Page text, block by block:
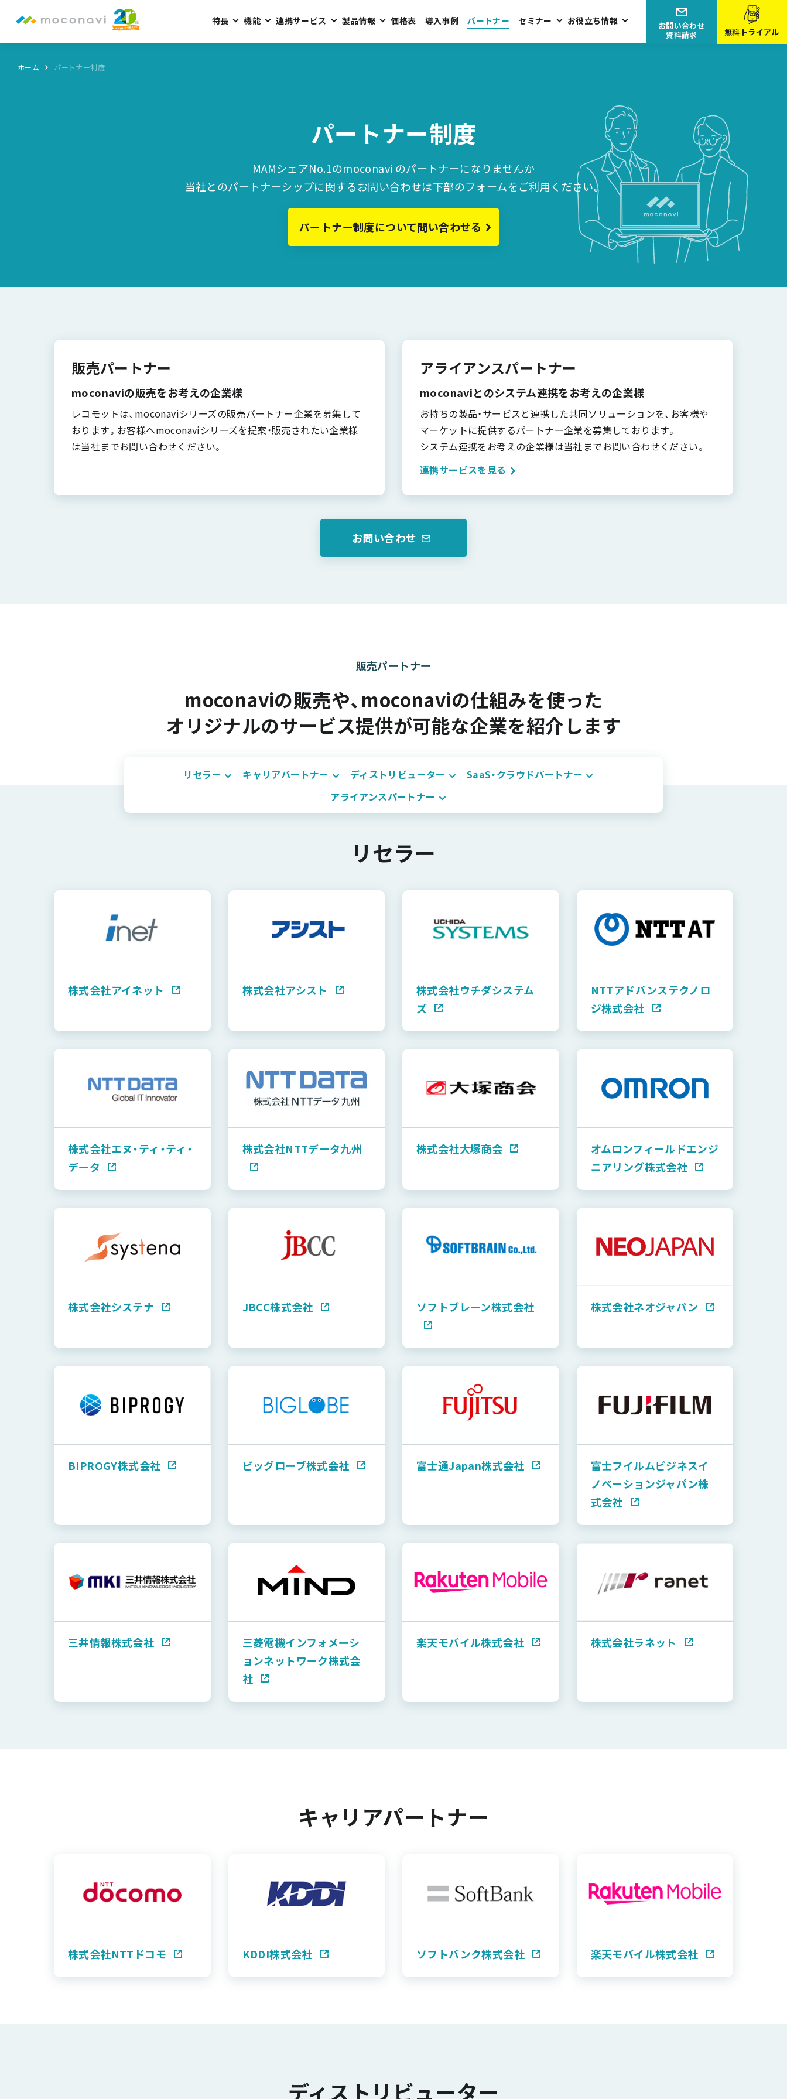
特長 機能 連携サービス 製品情報 価格表 導入事例 パートナー セミナー お役立ち情報
無料トライアル
お問い合わせ
資料請求
ホーム パートナー制度
パートナー制度
MAMシェアNo.1のmoconavi のパートナーになりませんか
当社とのパートナーシップに関するお問い合わせは下部のフォームをご利用ください。
パートナー制度について問い合わせる
販売パートナー
moconaviの販売をお考えの企業様
レコモットは、moconaviシリーズの販売パートナー企業を募集して
おります。お客様へmoconaviシリーズを提案・販売されたい企業様
は当社までお問い合わせください。
アライアンスパートナー
moconaviとのシステム連携をお考えの企業様
お持ちの製品・サービスと連携した共同ソリューションを、お客様や
マーケットに提供するパートナー企業を募集しております。
システム連携をお考えの企業様は当社までお問い合わせください。
連携サービスを見る
お問い合わせ
販売パートナー
moconaviの販売や、moconaviの仕組みを使った
オリジナルのサービス提供が可能な企業を紹介します
リセラー キャリアパートナー ディストリビューター
SaaS・クラウドパートナー
アライアンスパートナー
リセラー
株式会社アイネット 株式会社アシスト
株式会社ウチダシステム
ズ
NTTアドバンステクノロ
ジ株式会社
株式会社エヌ・ティ・ティ・
データ
株式会社NTTデータ九州 株式会社大塚商会
オムロンフィールドエンジ
ニアリング株式会社
株式会社システナ JBCC株式会社 ソフトブレーン株式会社 株式会社ネオジャパン
BIPROGY株式会社 ビッグローブ株式会社 富士通Japan株式会社
富士フイルムビジネスイ
ノベーションジャパン株
式会社
三井情報株式会社
三菱電機インフォメーシ
ョンネットワーク株式会
社
楽天モバイル株式会社 株式会社ラネット
キャリアパートナー
株式会社NTTドコモ KDDI株式会社 ソフトバンク株式会社 楽天モバイル株式会社
ディストリビューター